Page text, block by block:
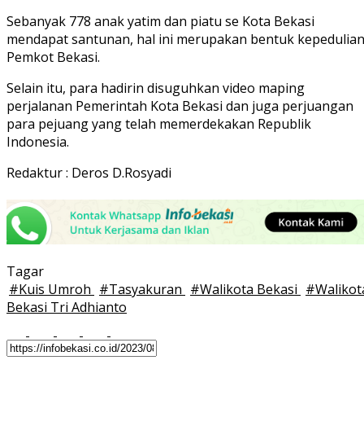
Sebanyak 778 anak yatim dan piatu se Kota Bekasi
mendapat santunan, hal ini merupakan bentuk kepedulian
Pemkot Bekasi.
Selain itu, para hadirin disuguhkan video maping
perjalanan Pemerintah Kota Bekasi dan juga perjuangan
para pejuang yang telah memerdekakan Republik
Indonesia.
Redaktur : Deros D.Rosyadi
Tagar
#Kuis Umroh #Tasyakuran #Walikota Bekasi #
Bekasi Tri Adhianto